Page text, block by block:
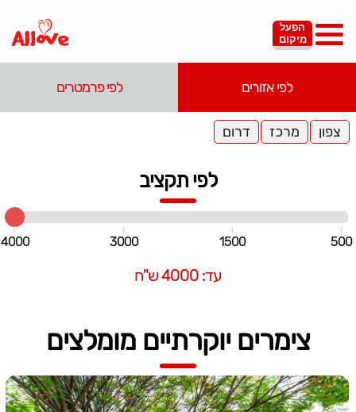
הפעל
מיקום
לפי אזורים לפי פרמטרים
צפון מרכז דרום
לפי תקציב
500
1500
3000
4000
עד: 4000 ש"ח
צימרים יוקרתיים מומלצים